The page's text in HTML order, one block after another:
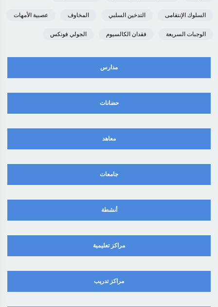
السلوك الإنتقامى التدخين السلبي المخاوف عصبية الأمهات
الوجبات السريعة فقدان الكالسيوم الجولي فونكس
مدارس
حضانات
معاهد
جامعات
أنشطة
مراكز تعليمية
مراكز تدريب